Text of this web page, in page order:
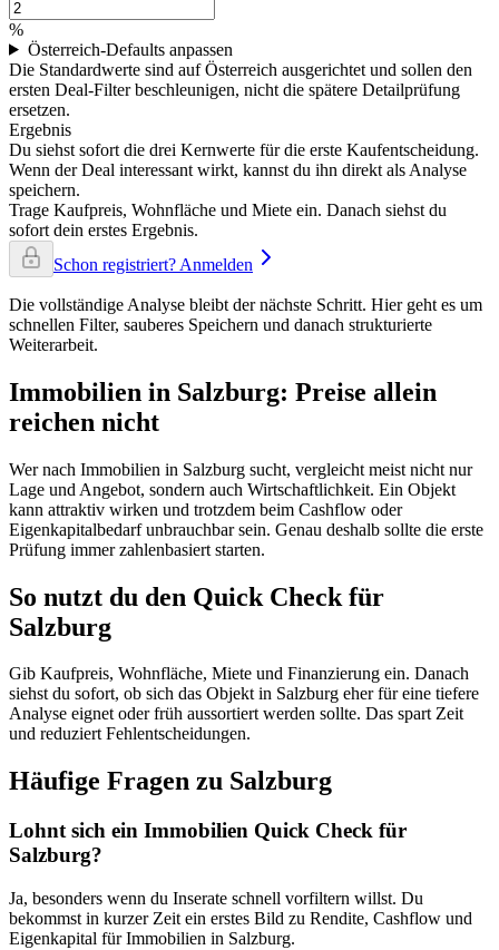
%
Österreich-Defaults anpassen
Die Standardwerte sind auf Österreich ausgerichtet und sollen den
ersten Deal-Filter beschleunigen, nicht die spätere Detailprüfung
ersetzen.
Ergebnis
Du siehst sofort die drei Kernwerte für die erste Kaufentscheidung.
Wenn der Deal interessant wirkt, kannst du ihn direkt als Analyse
speichern.
Trage Kaufpreis, Wohnfläche und Miete ein. Danach siehst du
sofort dein erstes Ergebnis.
Schon registriert? Anmelden
Die vollständige Analyse bleibt der nächste Schritt. Hier geht es um
schnellen Filter, sauberes Speichern und danach strukturierte
Weiterarbeit.
Immobilien in Salzburg: Preise allein
reichen nicht
Wer nach Immobilien in Salzburg sucht, vergleicht meist nicht nur
Lage und Angebot, sondern auch Wirtschaftlichkeit. Ein Objekt
kann attraktiv wirken und trotzdem beim Cashflow oder
Eigenkapitalbedarf unbrauchbar sein. Genau deshalb sollte die erste
Prüfung immer zahlenbasiert starten.
So nutzt du den Quick Check für
Salzburg
Gib Kaufpreis, Wohnfläche, Miete und Finanzierung ein. Danach
siehst du sofort, ob sich das Objekt in Salzburg eher für eine tiefere
Analyse eignet oder früh aussortiert werden sollte. Das spart Zeit
und reduziert Fehlentscheidungen.
Häufige Fragen zu Salzburg
Lohnt sich ein Immobilien Quick Check für
Salzburg?
Ja, besonders wenn du Inserate schnell vorfiltern willst. Du
bekommst in kurzer Zeit ein erstes Bild zu Rendite, Cashflow und
Eigenkapital für Immobilien in Salzburg.